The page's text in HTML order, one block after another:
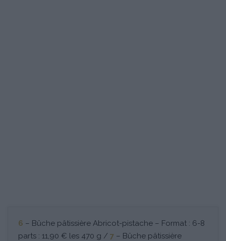
6 – Bûche pâtissière Abricot-pistache – Format : 6-8
parts : 11,90 € les 470 g / 7 – Bûche pâtissière